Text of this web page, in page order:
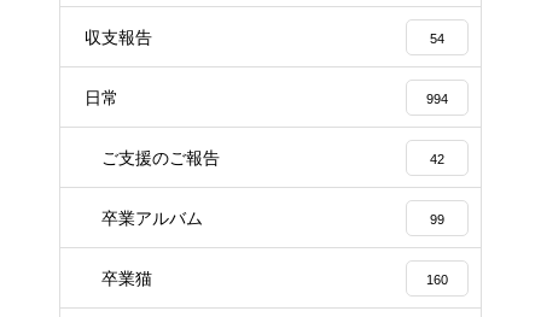
収支報告 54
日常 994
ご支援のご報告 42
卒業アルバム 99
卒業猫 160